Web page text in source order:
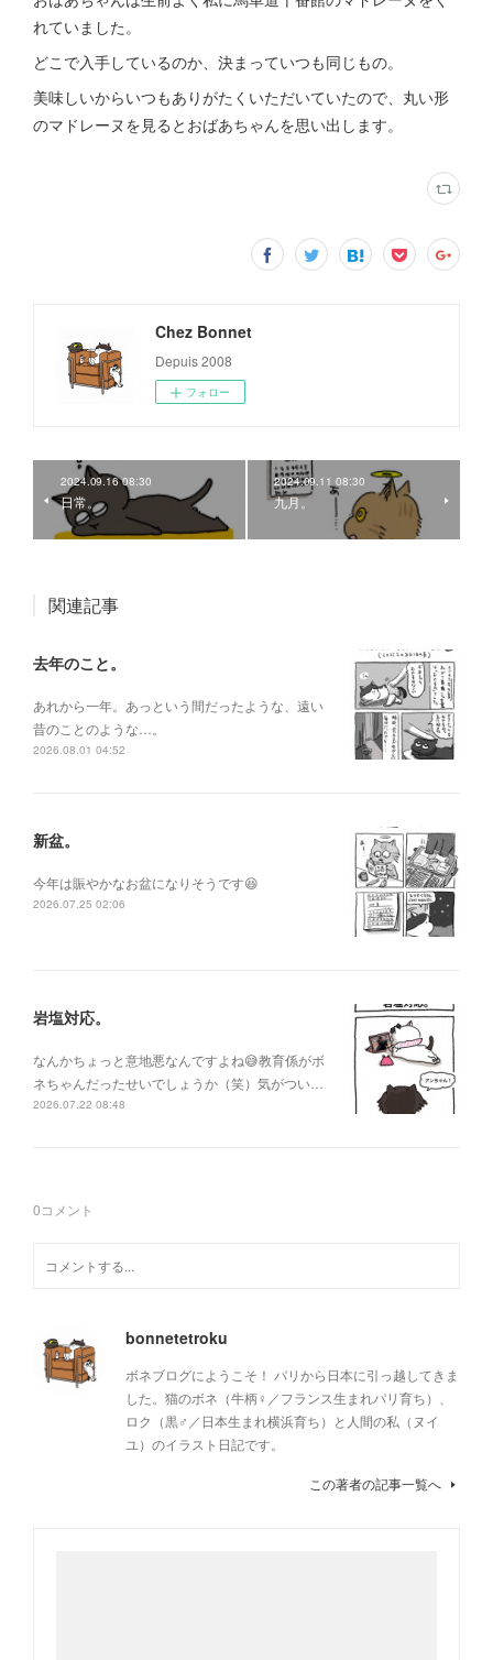
れていました。
どこで入手しているのか、決まっていつも同じもの。
美味しいからいつもありがたくいただいていたので、丸い形
のマドレーヌを見るとおばあちゃんを思い出します。
Chez Bonnet
Depuis 2008
フォロー
2024.09.16 08:30
日常。
2024.09.11 08:30
九月。
関連記事
去年のこと。
あれから一年。あっという間だったような、遠い
昔のことのような…。
2026.08.01 04:52
新盆。
今年は賑やかなお盆になりそうです😆
2026.07.25 02:06
岩塩対応。
なんかちょっと意地悪なんですよね😅教育係がボ
ネちゃんだったせいでしょうか（笑）気がつい…
2026.07.22 08:48
0コメント
bonnetetroku
ボネブログにようこそ！ パリから日本に引っ越してきま
した。猫のボネ（牛柄♀／フランス生まれパリ育ち）、
ロク（黒♂／日本生まれ横浜育ち）と人間の私（ヌイ
ユ）のイラスト日記です。
この著者の記事一覧へ